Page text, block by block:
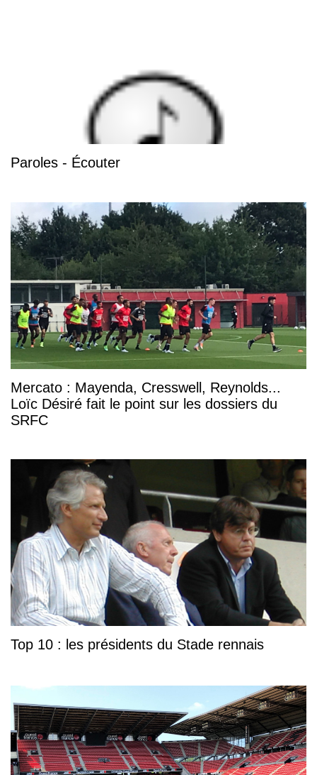
Paroles - Écouter
Mercato : Mayenda, Cresswell, Reynolds...
Loïc Désiré fait le point sur les dossiers du
SRFC
Top 10 : les présidents du Stade rennais